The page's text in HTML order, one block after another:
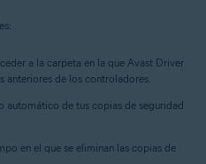
a la carpeta en la que Avast Driver
anteriores de los controladores.
automático de tus copias de seguridad
en el que se eliminan las copias de